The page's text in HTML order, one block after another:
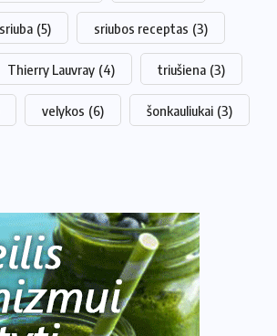
sriuba (5) sriubos receptas (3)
Thierry Lauvray (4) triušiena (3)
velykos (6) šonkauliukai (3)